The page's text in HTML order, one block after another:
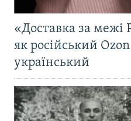
«Доставка за межі
як російський
український